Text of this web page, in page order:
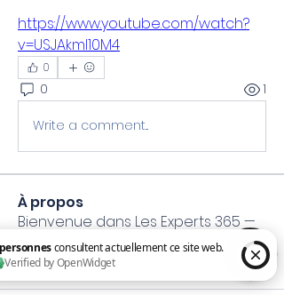
https://www.youtube.com/watch?
v=USJAkmI10M4
0
0 1
Write a comment...
À propos
Bienvenue dans Les Experts 365 —
le groupe d’entraide pour...
Lire plus